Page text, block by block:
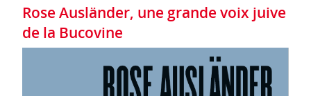
Rose Ausländer, une grande voix juive
de la Bucovine